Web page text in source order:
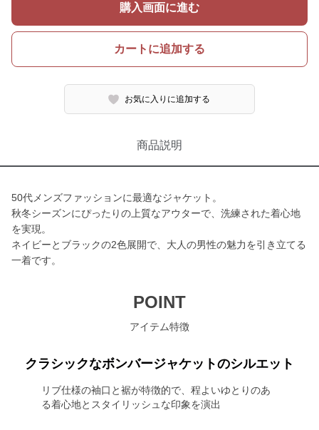
購入画面に進む
カートに追加する
お気に入りに追加する
商品説明
50代メンズファッションに最適なジャケット。
秋冬シーズンにぴったりの上質なアウターで、洗練された着心地
を実現。
ネイビーとブラックの2色展開で、大人の男性の魅力を引き立てる
一着です。
POINT
アイテム特徴
クラシックなボンバージャケットのシルエット
リブ仕様の袖口と裾が特徴的で、程よいゆとりのあ
る着心地とスタイリッシュな印象を演出